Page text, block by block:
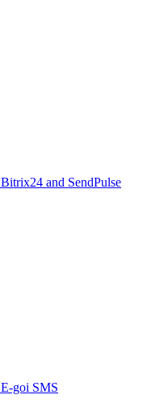
Bitrix24 and SendPulse
E-goi SMS